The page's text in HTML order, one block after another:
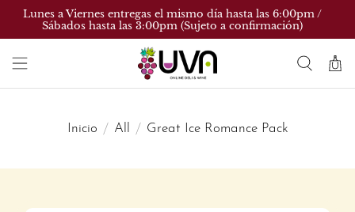
Lunes a Viernes entregas el mismo día hasta las 6:00pm /
Sábados hasta las 3:00pm (Sujeto a confirmación)
Inicio All Great Ice Romance Pack